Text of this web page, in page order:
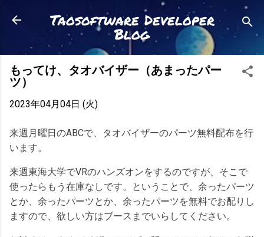
スキップしてメイン コンテンツに移動
Taosoftware Developer
Blog
もってけ、タオバイザー（あまったパー
ツ）
2023年04月04日 (火)
来週月曜日のABCで、タオバイザーのパーツ無料配布を行
います。
来週東海大学でVRのハンズオンをするのですが、そこで
使ったらもう在庫なしです。ということで、余ったパーツ
とか、余ったパーツとか、余ったパーツを無料でお配りし
ますので、欲しい方はブースまでいらしてください。